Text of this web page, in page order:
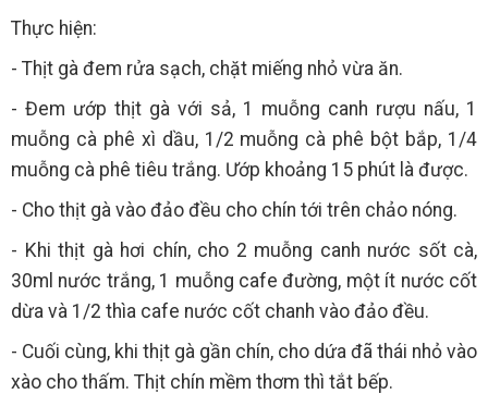
Thực hiện:
- Thịt gà đem rửa sạch, chặt miếng nhỏ vừa ăn.
- Đem ướp thịt gà với sả, 1 muỗng canh rượu nấu, 1
muỗng cà phê xì dầu, 1/2 muỗng cà phê bột bắp, 1/4
muỗng cà phê tiêu trắng. Ướp khoảng 15 phút là được.
- Cho thịt gà vào đảo đều cho chín tới trên chảo nóng.
- Khi thịt gà hơi chín, cho 2 muỗng canh nước sốt cà,
30ml nước trắng, 1 muỗng cafe đường, một ít nước cốt
dừa và 1/2 thìa cafe nước cốt chanh vào đảo đều.
- Cuối cùng, khi thịt gà gần chín, cho dứa đã thái nhỏ vào
xào cho thấm. Thịt chín mềm thơm thì tắt bếp.